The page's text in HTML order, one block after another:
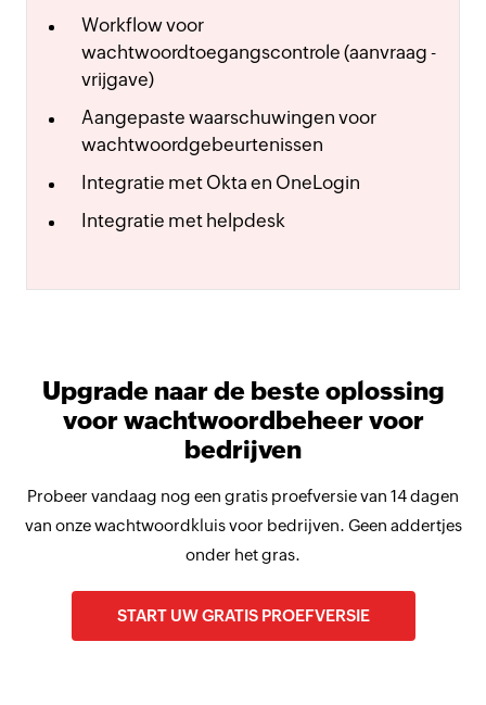
Workflow voor
wachtwoordtoegangscontrole (aanvraag -
vrijgave)
Aangepaste waarschuwingen voor
wachtwoordgebeurtenissen
Integratie met Okta en OneLogin
Integratie met helpdesk
Upgrade naar de beste oplossing
voor wachtwoordbeheer voor
bedrijven
Probeer vandaag nog een gratis proefversie van 14 dagen
van onze wachtwoordkluis voor bedrijven. Geen addertjes
onder het gras.
START UW GRATIS PROEFVERSIE